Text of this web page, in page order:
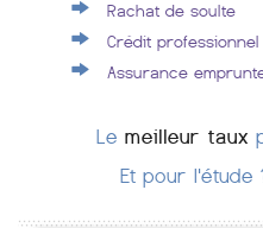
Rachat de soulte
Crédit professionnel
Assurance
Le meilleur taux
Et pour l'étude